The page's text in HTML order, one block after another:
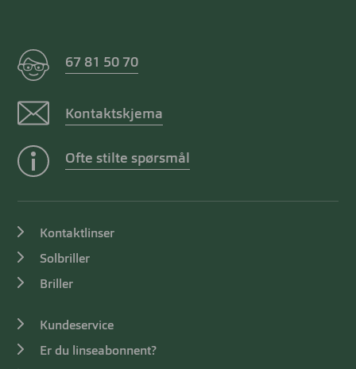
67 81 50 70
Kontaktskjema
Ofte stilte spørsmål
Kontaktlinser
Solbriller
Briller
Kundeservice
Er du linseabonnent?